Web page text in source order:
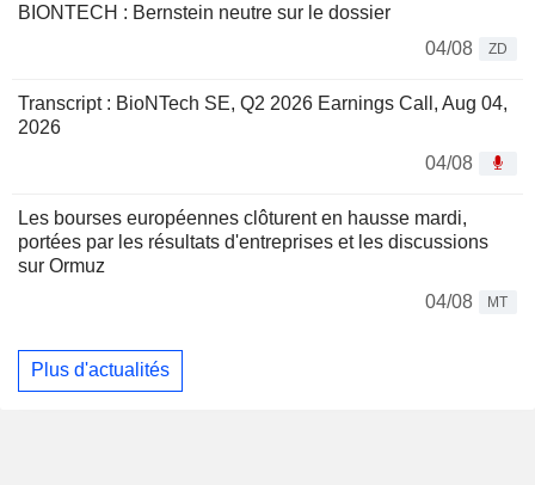
BIONTECH : Bernstein neutre sur le dossier
04/08
ZD
Transcript : BioNTech SE, Q2 2026 Earnings Call, Aug 04,
2026
04/08
Les bourses européennes clôturent en hausse mardi,
portées par les résultats d'entreprises et les discussions
sur Ormuz
04/08
MT
Plus d'actualités